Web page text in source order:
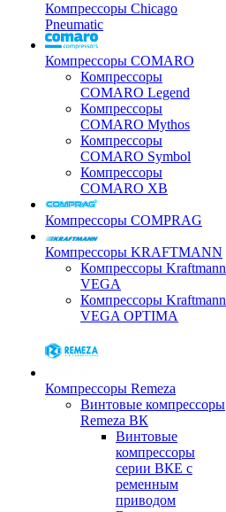
Компрессоры Chicago
Pneumatic
Компрессоры COMARO
Компрессоры
COMARO Legend
Компрессоры
COMARO Mythos
Компрессоры
COMARO Symbol
Компрессоры
COMARO XB
Компрессоры COMPRAG
Компрессоры KRAFTMANN
Компрессоры Kraftmann
VEGA
Компрессоры Kraftmann
VEGA OPTIMA
Компрессоры Remeza
Винтовые компрессоры
Remeza ВК
Винтовые
компрессоры
серии ВКЕ с
ременным
приводом